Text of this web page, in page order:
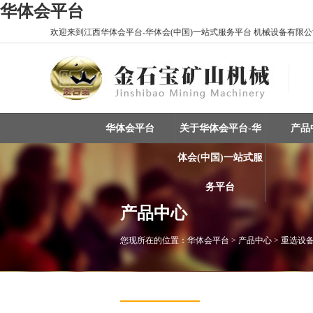
华体会平台
欢迎来到江西华体会平台-华体会(中国)一站式服务平台 机械设备有限
华体会平台 关于华体会平台-华
体会(中国)一站式服
务平台
产品
产品中心
您现所在的位置： 华体会平台 > 产品中心 > 重选设